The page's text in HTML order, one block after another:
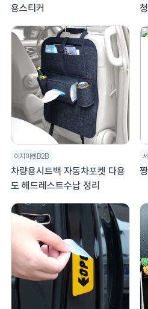
용스티커
이지마켓B2B
차량용시트백 자동차포켓 다용
도 헤드레스트수납 정리